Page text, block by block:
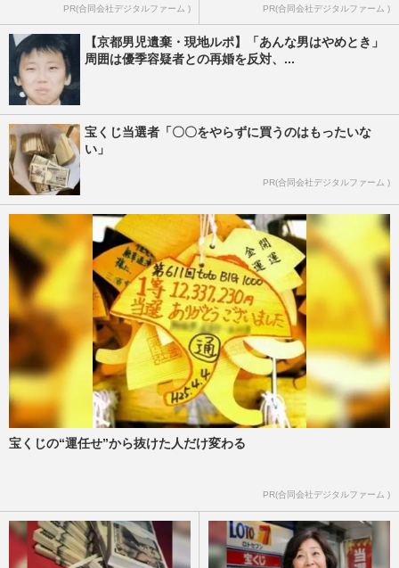
PR(合同会社デジタルファーム ) PR(合同会社デジタルファーム )
【京都男児遺棄・現地ルポ】「あんな男はやめとき」
周囲は優季容疑者との再婚を反対、...
宝くじ当選者「〇〇をやらずに買うのはもったいな
い」
PR(合同会社デジタルファーム )
宝くじの“運任せ”から抜けた人だけ変わる
PR(合同会社デジタルファーム )